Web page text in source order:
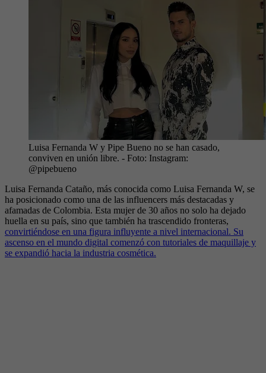
Luisa Fernanda W y Pipe Bueno no se han casado,
conviven en unión libre. - Foto: Instagram:
@pipebueno
Luisa Fernanda Cataño, más conocida como Luisa Fernanda W, se
ha posicionado como una de las influencers más destacadas y
afamadas de Colombia. Esta mujer de 30 años no solo ha dejado
huella en su país, sino que también ha trascendido fronteras,
convirtiéndose en una figura influyente a nivel internacional. Su
ascenso en el mundo digital comenzó con tutoriales de maquillaje y
se expandió hacia la industria cosmética.